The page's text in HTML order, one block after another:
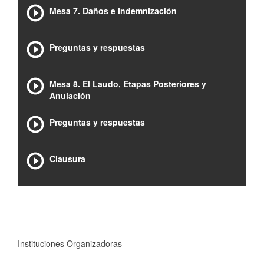
Mesa 7. Daños e Indemnización
Preguntas y respuestas
Mesa 8. El Laudo, Etapas Posteriores y
Anulación
Preguntas y respuestas
Clausura
Instituciones Organizadoras